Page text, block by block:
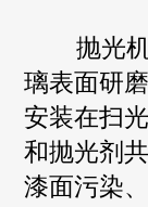
抛光机
璃表面研
安装在扫
和抛光剂
漆面污染